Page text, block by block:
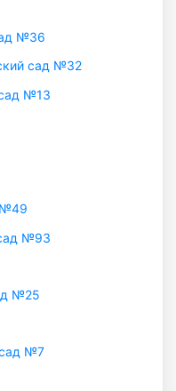
№36
сад №32
№13
№93
№25
№7